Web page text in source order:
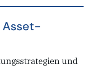
Asset-
und